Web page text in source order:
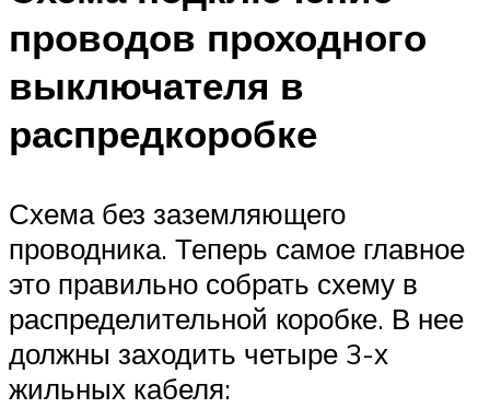
проводов проходного
выключателя в
распредкоробке
Схема без заземляющего
проводника. Теперь самое главное
это правильно собрать схему в
распределительной коробке. В нее
должны заходить четыре 3-х
жильных кабеля: